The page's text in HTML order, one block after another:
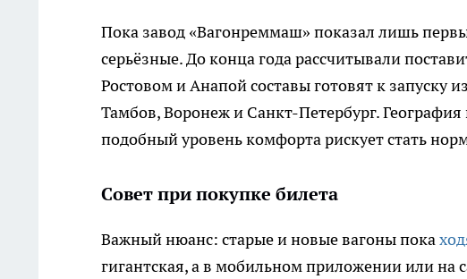
Пока завод «Вагонреммаш» показал лишь
серьёзные. До конца года рассчитывали
Ростовом и Анапой составы готовят к запуску
Тамбов, Воронеж и Санкт-Петербург.
подобный уровень комфорта рискует стать
Совет при покупке билета
Важный нюанс: старые и новые вагоны пока
гигантская, а в мобильном приложении или на